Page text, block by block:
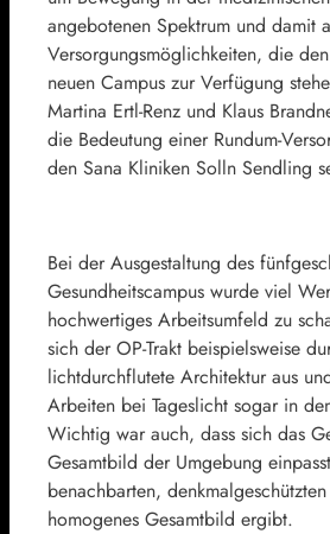
angebotenen Spektrum und damit
Versorgungsmöglichkeiten, die
neuen Campus zur Verfügung
Martina Ertl-Renz und Klaus
die Bedeutung einer Rundum-
den Sana Kliniken Solln Sendling
Bei der Ausgestaltung des
Gesundheitscampus wurde viel
hochwertiges Arbeitsumfeld zu
sich der OP-Trakt beispielsweise
lichtdurchflutete Architektur aus
Arbeiten bei Tageslicht sogar in
Wichtig war auch, dass sich das
Gesamtbild der Umgebung
benachbarten,
homogenes Gesamtbild ergibt.